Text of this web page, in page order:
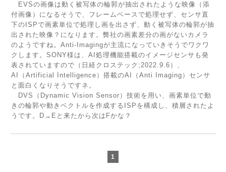
EVSの画像は動く被写体の輪郭が抽出されたような映像（添
付画像）になるそうで、フレームベースで処理せず、センサ直
下のISPで画素単位で処理し画を出さず、動く被写体の輪郭が抽
出された映像？になります。弊社の画素差分の画がないカメラ
のようですね。Anti-Imagingが主流になっていきそうでワクワ
クします。SONY様は、AI処理機能搭載のイメージセンサも発
表されていますので（日経クロステック;2022.9.6）、
AI（Artificial Intelligence）搭載のAI（Anti Imaging）センサ
と面白くなりそうですネ。
DVS（Dynamic Vision Sensor）技術を用い、画素単位で動
きの輪郭や動きベクトルを作成するISPを構成し、積層されたよ
うです。D→Eと来たから次はFかな？
1